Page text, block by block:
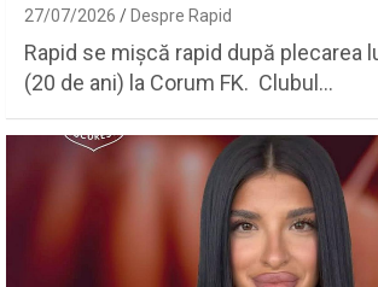
27/07/2026 Despre Rapid
Rapid se mișcă rapid după plecarea
(20 de ani) la Corum FK. Clubul…